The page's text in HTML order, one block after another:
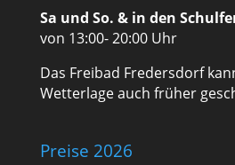
Sa und So. & in den
von 13:00- 20:00 Uhr
Das Freibad Fredersdorf
Wetterlage auch früher
Preise 2026